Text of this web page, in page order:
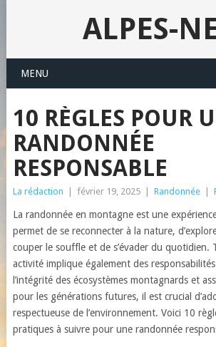
ALPES-
MENU
10 RÈGLES POUR
RANDONNÉE
RESPONSABLE
La rédaction février 19, 2025 Randonnée
La randonnée en montagne est une
permet de se reconnecter à la nature,
couper le souffle et de s’évader du quotidien.
activité implique également des
l’intégrité des écosystèmes montagnards et
pour les générations futures, il est crucial
respectueuse de l’environnement. Voici 10
pratiques à suivre pour une randonnée